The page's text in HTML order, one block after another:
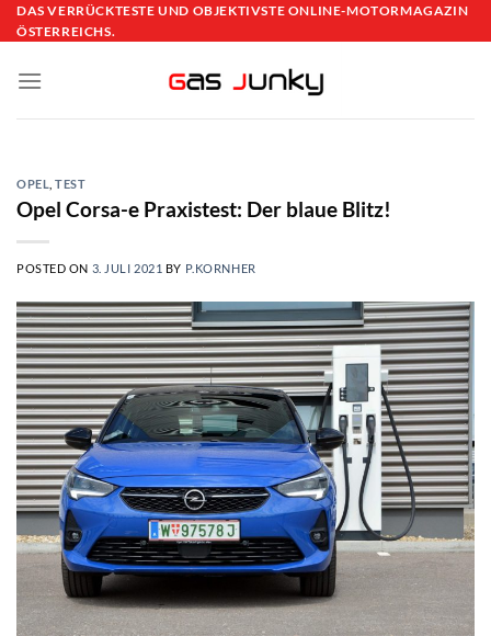
Skip
to
DAS VERRÜCKTESTE UND OBJEKTIVSTE ONLINE-MOTORMAGAZIN
ÖSTERREICHS.
OPEL ,TEST
Opel Corsa-e Praxistest: Der blaue Blitz!
POSTED ON 3. JULI 2021 BY P.KORNHER